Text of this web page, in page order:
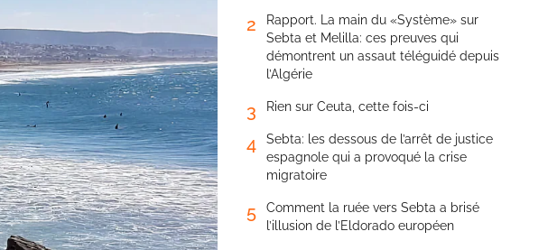
2
Rapport. La main du «Système» sur
Sebta et Melilla: ces preuves qui
démontrent un assaut téléguidé depuis
l’Algérie
3 Rien sur Ceuta, cette fois-ci
4
Sebta: les dessous de l’arrêt de justice
espagnole qui a provoqué la crise
migratoire
5
Comment la ruée vers Sebta a brisé
l’illusion de l’Eldorado européen